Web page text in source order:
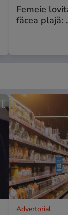
Femeie
făcea plajă:
Advertorial